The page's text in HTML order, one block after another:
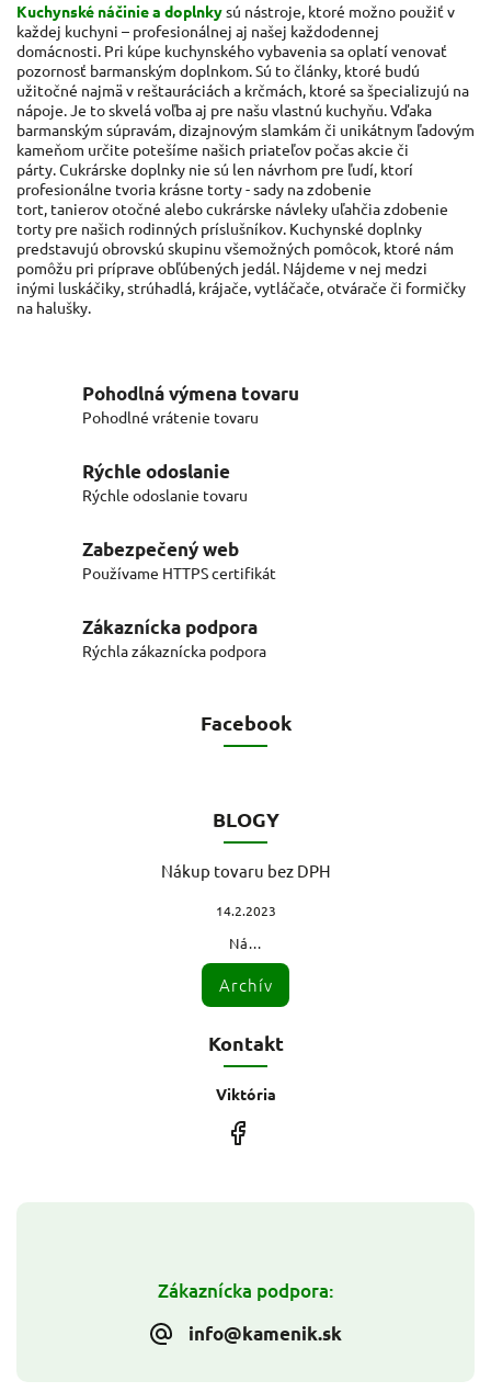
Kuchynské náčinie a doplnkysú nástroje, ktoré možno použiť v
každej kuchyni – profesionálnej aj našej každodennej
domácnosti. Pri kúpe kuchynského vybavenia sa oplatí venovať
pozornosť barmanským doplnkom. Sú to články, ktoré budú
užitočné najmä v reštauráciách a krčmách, ktoré sa špecializujú na
nápoje. Je to skvelá voľba aj pre našu vlastnú kuchyňu. Vďaka
barmanským súpravám, dizajnovým slamkám či unikátnym ľadovým
kameňom určite potešíme našich priateľov počas akcie či
párty. Cukrárske doplnky nie sú len návrhom pre ľudí, ktorí
profesionálne tvoria krásne torty - sady na zdobenie
tort, tanierovotočné alebo cukrárske návleky uľahčia zdobenie
torty pre našich rodinných príslušníkov. Kuchynské doplnky
predstavujú obrovskú skupinu všemožných pomôcok, ktoré nám
pomôžu pri príprave obľúbených jedál. Nájdeme v nej medzi
inými luskáčiky, strúhadlá, krájače, vytláčače, otvárače či formičky
na halušky.
Pohodlná výmena tovaru
Pohodlné vrátenie tovaru
Rýchle odoslanie
Rýchle odoslanie tovaru
Zabezpečený web
Používame HTTPS certifikát
Zákaznícka podpora
Rýchla zákaznícka podpora
Zákaznícka podpora:
info@kamenik.sk
Facebook
BLOGY
Nákup tovaru bez DPH
14.2.2023
Ná...
Archív
Kontakt
Viktória